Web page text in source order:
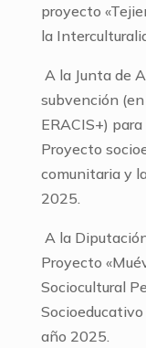
proyecto
la
A la Junta de
subvención
ERACIS+)
Proyecto
comunitaria y
2025.
A la
Proyecto
Sociocultural
Socioeducativo
año 2025.